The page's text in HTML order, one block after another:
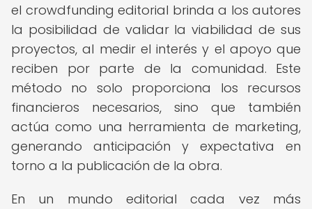
el crowdfunding editorial brinda a los autores
la posibilidad de validar la viabilidad de sus
proyectos, al medir el interés y el apoyo que
reciben por parte de la comunidad. Este
método no solo proporciona los recursos
financieros necesarios, sino que también
actúa como una herramienta de marketing,
generando anticipación y expectativa en
torno a la publicación de la obra.
En un mundo editorial cada vez más